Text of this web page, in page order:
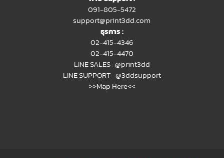
091-805-5472
support@print3dd.com
ธุรการ :
02-415-4346
02-415-4470
LINE SALES :@print3dd
LINE SUPPORT :@3ddsupport
>>Map Here<<